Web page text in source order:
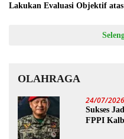
Lakukan Evaluasi Objektif
OLAHRAGA
24/07/2026
Sukses
FPPI